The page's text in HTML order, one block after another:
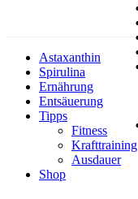
Astaxanthin
Spirulina
Ernährung
Entsäuerung
Tipps
Fitness
Krafttraining
Ausdauer
Shop